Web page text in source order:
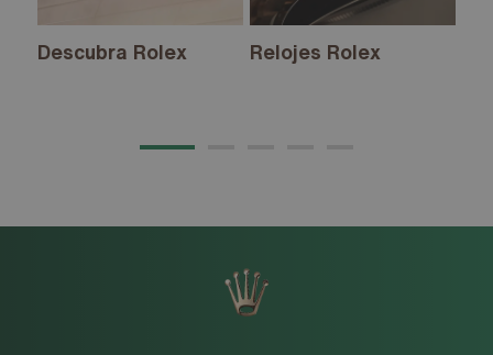
Descubra Rolex Relojes Rolex